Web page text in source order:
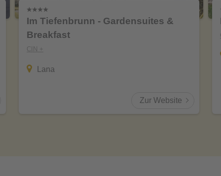
Im Tiefenbrunn - Gardensuites &
Breakfast
CIN +
Lana
Zur Website